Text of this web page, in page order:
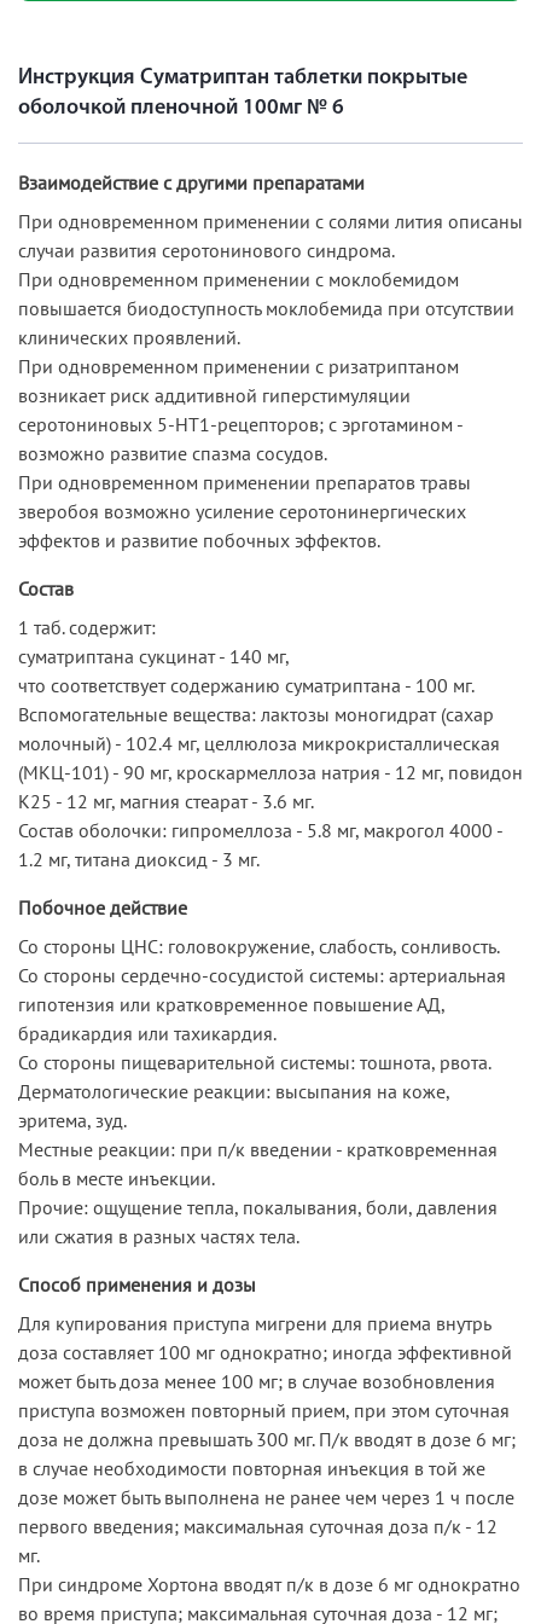
Инструкция Суматриптан таблетки покрытые
оболочкой пленочной 100мг № 6
Взаимодействие с другими препаратами
При одновременном применении с солями лития описаны
случаи развития серотонинового синдрома.
При одновременном применении с моклобемидом
повышается биодоступность моклобемида при отсутствии
клинических проявлений.
При одновременном применении с ризатриптаном
возникает риск аддитивной гиперстимуляции
серотониновых 5-HT1-рецепторов; с эрготамином -
возможно развитие спазма сосудов.
При одновременном применении препаратов травы
зверобоя возможно усиление серотонинергических
эффектов и развитие побочных эффектов.
Состав
1 таб. содержит:
суматриптана сукцинат - 140 мг,
что соответствует содержанию суматриптана - 100 мг.
Вспомогательные вещества: лактозы моногидрат (сахар
молочный) - 102.4 мг, целлюлоза микрокристаллическая
(МКЦ-101) - 90 мг, кроскармеллоза натрия - 12 мг, повидон
К25 - 12 мг, магния стеарат - 3.6 мг.
Состав оболочки: гипромеллоза - 5.8 мг, макрогол 4000 -
1.2 мг, титана диоксид - 3 мг.
Побочное действие
Со стороны ЦНС: головокружение, слабость, сонливость.
Со стороны сердечно-сосудистой системы: артериальная
гипотензия или кратковременное повышение АД,
брадикардия или тахикардия.
Со стороны пищеварительной системы: тошнота, рвота.
Дерматологические реакции: высыпания на коже,
эритема, зуд.
Местные реакции: при п/к введении - кратковременная
боль в месте инъекции.
Прочие: ощущение тепла, покалывания, боли, давления
или сжатия в разных частях тела.
Способ применения и дозы
Для купирования приступа мигрени для приема внутрь
доза составляет 100 мг однократно; иногда эффективной
может быть доза менее 100 мг; в случае возобновления
приступа возможен повторный прием, при этом суточная
доза не должна превышать 300 мг. П/к вводят в дозе 6 мг;
в случае необходимости повторная инъекция в той же
дозе может быть выполнена не ранее чем через 1 ч после
первого введения; максимальная суточная доза п/к - 12
мг.
При синдроме Хортона вводят п/к в дозе 6 мг однократно
во время приступа; максимальная суточная доза - 12 мг;